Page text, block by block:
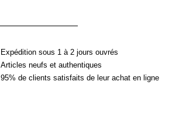
Expédition sous 1 à 2 jours ouvrés
Articles neufs et authentiques
95% de clients satisfaits de leur achat en ligne